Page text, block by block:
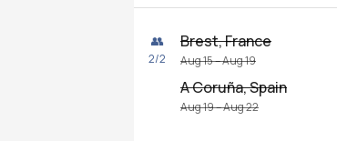
👥
2/2
Brest, France
Aug 15 – Aug 19
A Coruña, Spain
Aug 19 – Aug 22